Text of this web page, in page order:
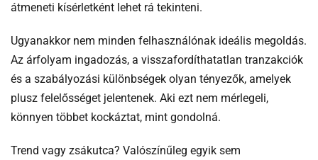
átmeneti kísérletként lehet rá tekinteni.
Ugyanakkor nem minden felhasználónak ideális megoldás.
Az árfolyam ingadozás, a visszafordíthatatlan tranzakciók
és a szabályozási különbségek olyan tényezők, amelyek
plusz felelősséget jelentenek. Aki ezt nem mérlegeli,
könnyen többet kockáztat, mint gondolná.
Trend vagy zsákutca? Valószínűleg egyik sem